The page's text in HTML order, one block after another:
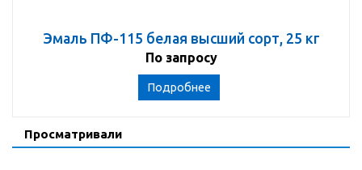
Эмаль ПФ-115 белая высший сорт, 25 кг
По запросу
Подробнее
Просматривали